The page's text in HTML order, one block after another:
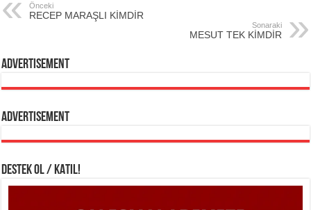
Önceki
RECEP MARAŞLI KİMDİR
Sonaraki
MESUT TEK KİMDİR
Advertisement
Advertisement
DESTEK OL / KATIL!